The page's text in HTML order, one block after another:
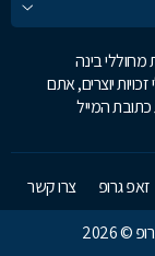
בינה
יוצרים, אתם
המייל
זאפ גרופ
צרו קשר
2026